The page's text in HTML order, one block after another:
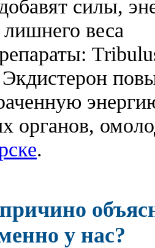
силы,
веса
органов,
.
у нас?